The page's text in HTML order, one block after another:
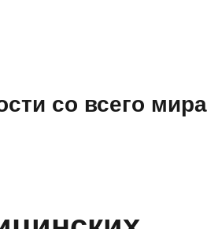
со всего мира